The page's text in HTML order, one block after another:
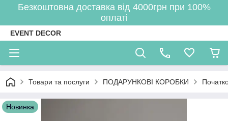
Безкоштовна доставка від 4000грн при 100%
оплаті
EVENT DECOR
Товари та послуги ПОДАРУНКОВІ КОРОБКИ
Новинка